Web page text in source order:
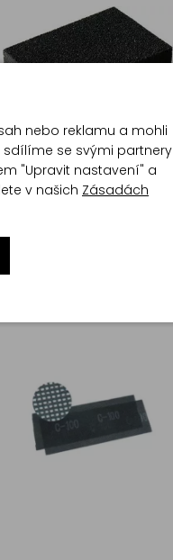
4stranná, rozměry 100 x
nebo reklamu a mohli
se svými partnery
"Upravit nastavení" a
v našich Zásadách